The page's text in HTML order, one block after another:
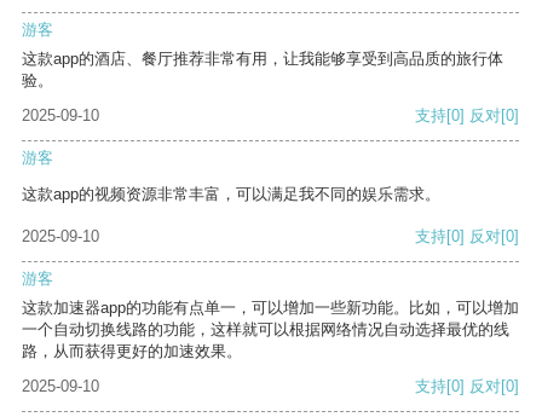
游客
这款app的酒店、餐厅推荐非常有用，让我能够享受到高品质的旅行体
验。
2025-09-10
支持[0] 反对[0]
游客
这款app的视频资源非常丰富，可以满足我不同的娱乐需求。
2025-09-10 支持[0] 反对[0]
游客
这款加速器app的功能有点单一，可以增加一些新功能。比如，可以增加
一个自动切换线路的功能，这样就可以根据网络情况自动选择最优的线
路，从而获得更好的加速效果。
2025-09-10
支持[0] 反对[0]